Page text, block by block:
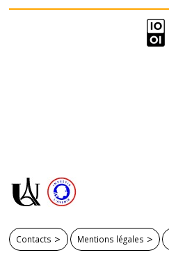
Contacts Mentions légales